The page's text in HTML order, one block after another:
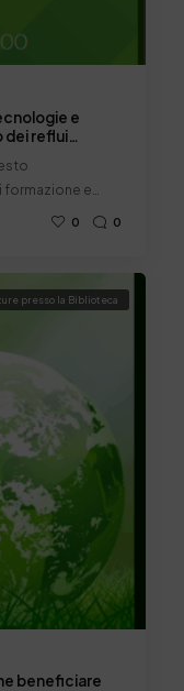
e
dei reflui
formazione e…
0 0
presso la Biblioteca
beneficiare